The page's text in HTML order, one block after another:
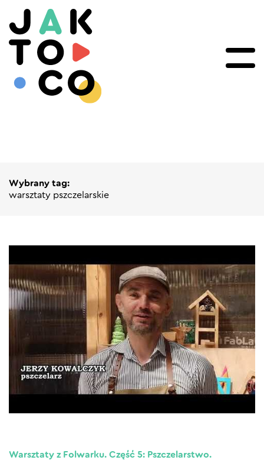
Wybrany tag:
warsztaty pszczelarskie
Warsztaty z Folwarku. Część 5: Pszczelarstwo.